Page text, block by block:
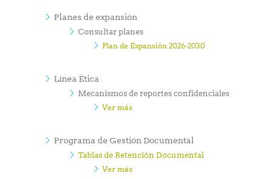
Planes de expansión
Consultar planes
Plan de Expansión 2026-2030
Línea Ética
Mecanismos de reportes confidenciales
Ver más
Programa de Gestión Documental
Tablas de Retención Documental
Ver más